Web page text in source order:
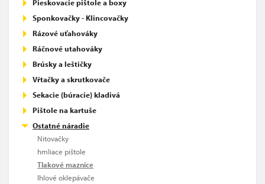
Pieskovacie pištole a boxy
Sponkovačky - Klincovačky
Rázové uťahováky
Ráčnové utahováky
Brúsky a leštičky
Vŕtačky a skrutkovače
Sekacie (búracie) kladivá
Pištole na kartuše
Ostatné náradie
Nitovačky
hmliace pištole
Tlakové maznice
Ihlové oklepávače